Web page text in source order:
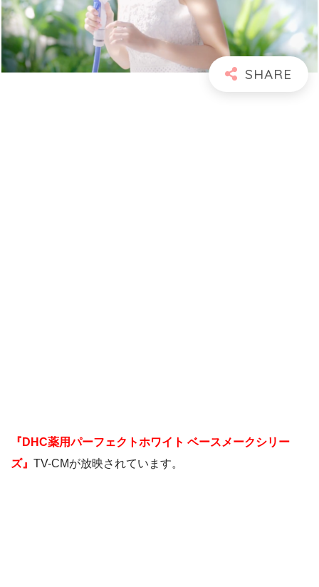
『DHC薬用パーフェクトホワイト ベースメークシリー
ズ』 TV-CMが放映されています。